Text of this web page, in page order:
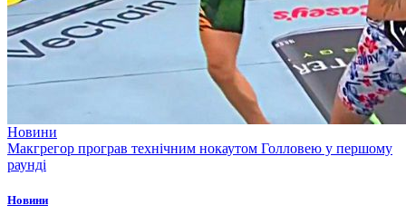
Новини
Макгрегор програв технічним нокаутом Голловею у першому
раунді
Новини